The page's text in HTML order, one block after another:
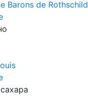
Barons de Rothschild